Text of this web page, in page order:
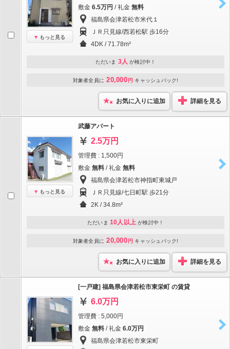
もっと見る
敷金 6.5万円 / 礼金 無料
福島県会津若松市米代１
ＪＲ只見線/西若松駅 歩16分
4DK / 71.78m²
ただいま 3人 が検討中！
対象者全員に 20,000 円 キャッシュバック!
お気に入りに追加 詳細を見る
もっと見る
武藤アパート
2.5万円
管理費 : 1,500円
敷金 無料 / 礼金 無料
福島県会津若松市神指町東城戸
ＪＲ只見線/七日町駅 歩21分
2K / 34.8m²
ただいま 10人以上 が検討中！
対象者全員に 20,000 円 キャッシュバック!
お気に入りに追加 詳細を見る
[一戸建] 福島県会津若松市東栄町 の賃貸
6.0万円
管理費 : 5,000円
敷金 無料 / 礼金 6.0万円
福島県会津若松市東栄町